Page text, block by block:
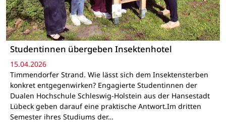
Studentinnen übergeben Insektenhotel
15.04.2026
Timmendorfer Strand. Wie lässt sich dem Insektensterben
konkret entgegenwirken? Engagierte Studentinnen der
Dualen Hochschule Schleswig-Holstein aus der Hansestadt
Lübeck geben darauf eine praktische Antwort.Im dritten
Semester ihres Studiums der…